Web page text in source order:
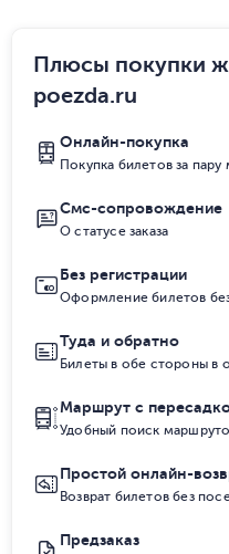
Плюсы покупки
poezda.ru
Онлайн-покупка
Покупка билетов за пару
Смс-сопровождение
О статусе заказа
Без регистрации
Оформление билетов
Туда и обратно
Билеты в обе стороны в
Маршрут с
Удобный поиск
Простой онлайн-
Возврат билетов без
Предзаказ